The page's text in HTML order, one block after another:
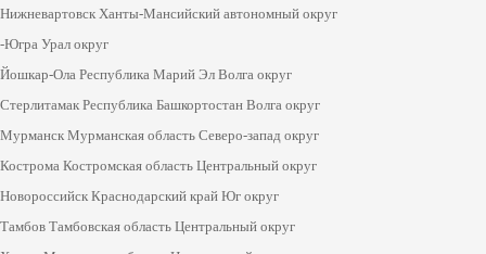
Нижневартовск Ханты-Мансийский автономный округ
-Югра Урал округ
Йошкар-Ола Республика Марий Эл Волга округ
Стерлитамак Республика Башкортостан Волга округ
Мурманск Мурманская область Северо-запад округ
Кострома Костромская область Центральный округ
Новороссийск Краснодарский край Юг округ
Тамбов Тамбовская область Центральный округ